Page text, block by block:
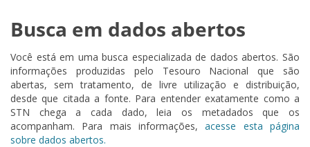
Busca em dados abertos
Você está em uma busca especializada de dados abertos. São
informações produzidas pelo Tesouro Nacional que são
abertas, sem tratamento, de livre utilização e distribuição,
desde que citada a fonte. Para entender exatamente como a
STN chega a cada dado, leia os metadados que os
acompanham. Para mais informações,acesse esta página
sobre dados abertos.